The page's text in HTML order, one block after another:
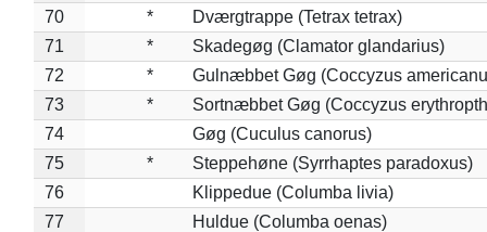
70
*
Dværgtrappe (Tetrax tetrax)
71
*
Skadegøg (Clamator glandarius)
72
*
Gulnæbbet Gøg (Coccyzus
73
*
Sortnæbbet Gøg (Coccyzus
74
Gøg (Cuculus canorus)
75
*
Steppehøne (Syrrhaptes paradoxus)
76
Klippedue (Columba livia)
77
Huldue (Columba oenas)